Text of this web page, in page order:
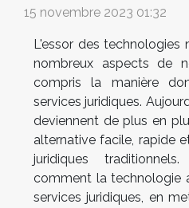
15 novembre 2023 01:32
L'essor des technologies
nombreux aspects de
compris la manière
services juridiques.
deviennent de plus en
alternative facile, rapide
juridiques
comment la technologie
services juridiques, en